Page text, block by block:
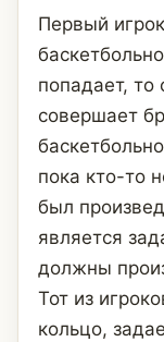
Первый
попадает,
совершает
пока кто-то
был
является
должны
Тот из
кольцо,